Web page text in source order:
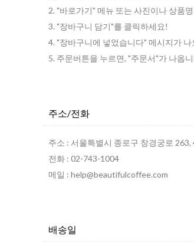
2. "바로가기" 메뉴 또는 사진이나 상품
3. "장바구니 담기"를 클릭하세요!
4. "장바구니에 넣었습니다" 메시지가
5. 주문버튼을 누르면, "주문서"가 나옵
주소/전화
주소 : 서울특별시 종로구 창경궁로 263,
전화 : 02-743-1004
메일 : help@beautifulcoffee.com
배송일